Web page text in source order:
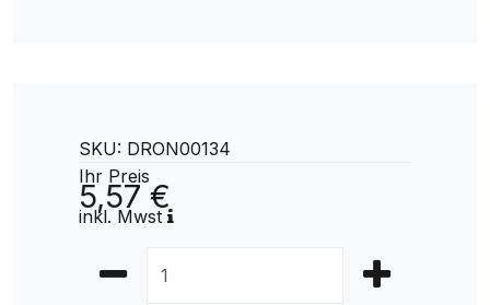
SKU: DRON00134
Ihr Preis
5,57 €
inkl. Mwst